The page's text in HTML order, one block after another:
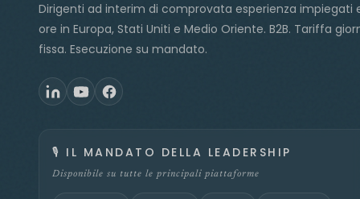
Dirigenti ad interim di comprovata esperienza impiegati
ore in Europa, Stati Uniti e Medio Oriente. B2B. Tariffa
fissa. Esecuzione su mandato.
🎙️ IL MANDATO DELLA LEADERSHIP
Disponibile su tutte le principali piattaforme